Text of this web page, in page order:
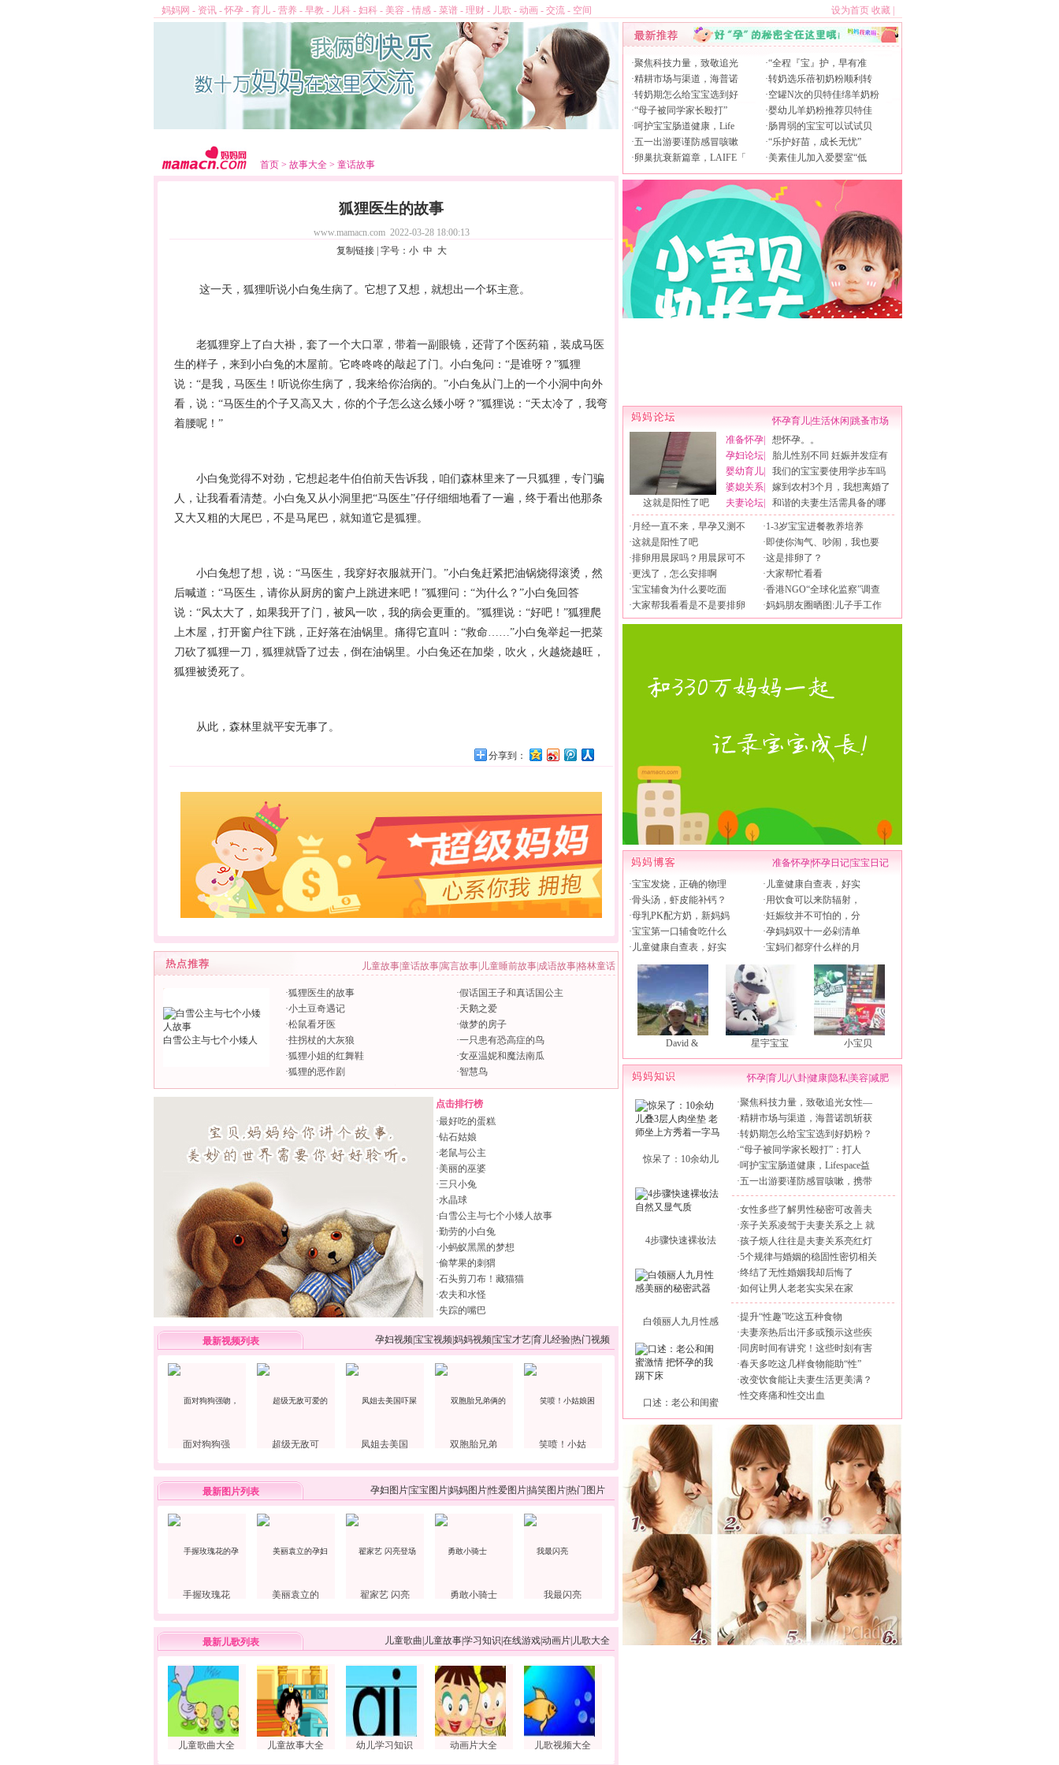
妈妈网 - 资讯 - 怀孕 - 育儿 - 营养 - 早教 - 儿科 - 妇科 - 美容 - 情感 - 菜谱 - 理财 - 儿歌 - 动画 - 交流 - 空间 设为首页 收藏
首页 > 故事大全 > 童话故事
狐狸医生的故事
www.mamacn.com 2022-03-28 18:00:13
复制链接| 字号： 小 中 大
这一天，狐狸听说小白兔生病了。它想了又想，就想出一个坏主意。
老狐狸穿上了白大褂，套了一个大口罩，带着一副眼镜，还背了个医药箱，装成马医
生的样子，来到小白兔的木屋前。它咚咚咚的敲起了门。小白兔问：“是谁呀？”狐狸
说：“是我，马医生！听说你生病了，我来给你治病的。”小白兔从门上的一个小洞中向外
看，说：“马医生的个子又高又大，你的个子怎么这么矮小呀？”狐狸说：“天太冷了，我弯
着腰呢！”
小白兔觉得不对劲，它想起老牛伯伯前天告诉我，咱们森林里来了一只狐狸，专门骗
人，让我看看清楚。小白兔又从小洞里把“马医生”仔仔细细地看了一遍，终于看出他那条
又大又粗的大尾巴，不是马尾巴，就知道它是狐狸。
小白兔想了想，说：“马医生，我穿好衣服就开门。”小白兔赶紧把油锅烧得滚烫，然
后喊道：“马医生，请你从厨房的窗户上跳进来吧！”狐狸问：“为什么？”小白兔回答
说：“风太大了，如果我开了门，被风一吹，我的病会更重的。”狐狸说：“好吧！”狐狸爬
上木屋，打开窗户往下跳，正好落在油锅里。痛得它直叫：“救命……”小白兔举起一把菜
刀砍了狐狸一刀，狐狸就昏了过去，倒在油锅里。小白兔还在加柴，吹火，火越烧越旺，
狐狸被烫死了。
从此，森林里就平安无事了。
分享到：
儿童故事童话故事寓言故事 儿童睡前故事 成语故事格林童话
白雪公主与七个小矮人
·狐狸医生的故事
·小土豆奇遇记
·松鼠看牙医
·拄拐杖的大灰狼
·狐狸小姐的红舞鞋
·狐狸的恶作剧
·假话国王子和真话国公主
·天鹅之爱
·做梦的房子
·一只患有恐高症的鸟
·女巫温妮和魔法南瓜
·智慧鸟
点击排行榜
·最好吃的蛋糕
·钻石姑娘
·老鼠与公主
·美丽的巫婆
·三只小兔
·水晶球
·白雪公主与七个小矮人故事
·勤劳的小白兔
·小蚂蚁黑黑的梦想
·偷苹果的刺猬
·石头剪刀布！藏猫猫
·农夫和水怪
·失踪的嘴巴
最新视频列表 孕妇视频宝宝视频妈妈视频宝宝才艺育儿经验热门视频
面对狗狗强 超级无敌可 凤姐去美国 双胞胎兄弟 笑喷！小姑
最新图片列表 孕妇图片宝宝图片妈妈图片性爱图片搞笑图片热门图片
手握玫瑰花 美丽袁立的 翟家艺 闪亮 勇敢小骑士 我最闪亮
最新儿歌列表 儿童歌曲 儿童故事学习知识 在线游戏动画片 儿歌大全
儿童歌曲大全 儿童故事大全 幼儿学习知识 动画片大全 儿歌视频大全
·聚焦科技力量，致敬追光
·精耕市场与渠道，海普诺
·转奶期怎么给宝宝选到好
·“母子被同学家长殴打”
·呵护宝宝肠道健康，Life
·五一出游要谨防感冒咳嗽
·卵巢抗衰新篇章，LAIFE「
·“全程『宝』护，早有准
·转奶选乐蓓初奶粉顺利转
·空罐N次的贝特佳绵羊奶粉
·婴幼儿羊奶粉推荐贝特佳
·肠胃弱的宝宝可以试试贝
·“乐护好苗，成长无忧”
·美素佳儿加入爱婴室“低
怀孕育儿|生活休闲 跳蚤市场
这就是阳性了吧
准备怀孕
孕妇论坛
婴幼育儿
婆媳关系
夫妻论坛
想怀孕。。
胎儿性别不同 妊娠并发症有
我们的宝宝要使用学步车吗
嫁到农村3个月，我想离婚了
和谐的夫妻生活需具备的哪
· 月经一直不来，早孕又测不
·这就是阳性了吧
·排卵用晨尿吗？用晨尿可不
·更浅了，怎么安排啊
·宝宝辅食为什么要吃面
·大家帮我看看是不是要排卵
·1-3岁宝宝进餐教养培养
·即使你淘气、吵闹，我也要
·这是排卵了？
·大家帮忙看看
·香港NGO“全球化监察”调查
·妈妈朋友圈晒图:儿子手工作
准备怀孕|怀孕日记|宝宝日记
·宝宝发烧，正确的物理
·骨头汤，虾皮能补钙？
·母乳PK配方奶，新妈妈
·宝宝第一口辅食吃什么
· 儿童健康自查表，好实
· 儿童健康自查表，好实
·用饮食可以来防辐射，
·妊娠纹并不可怕的，分
·孕妈妈双十一必剁清单
·宝妈们都穿什么样的月
David & 星宇宝宝 小宝贝
怀孕|育儿| 八卦|健康| 隐私|美容|减肥
惊呆了：10余幼儿
4步骤快速裸妆法
白领丽人九月性感
口述：老公和闺蜜
·聚焦科技力量，致敬追光女性—
·精耕市场与渠道，海普诺凯斩获
·转奶期怎么给宝宝选到好奶粉？
·“母子被同学家长殴打”：打人
·呵护宝宝肠道健康，Lifespace益
·五一出游要谨防感冒咳嗽，携带
·女性多些了解男性秘密可改善夫
·亲子关系凌驾于夫妻关系之上 就
·孩子烦人往往是夫妻关系亮红灯
·5个规律与婚姻的稳固性密切相关
·终结了无性婚姻我却后悔了
·如何让男人老老实实呆在家
·提升“性趣”吃这五种食物
·夫妻亲热后出汗多或预示这些疾
· 同房时间有讲究！这些时刻有害
·春天多吃这几样食物能助“性”
·改变饮食能让夫妻生活更美满？
·性交疼痛和性交出血